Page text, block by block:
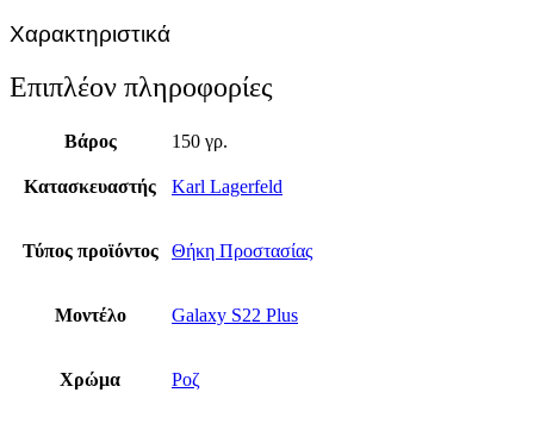
Χαρακτηριστικά
Επιπλέον πληροφορίες
Βάρος 150 γρ.
Κατασκευαστής Karl Lagerfeld
Τύπος προϊόντος Θήκη Προστασίας
Μοντέλο Galaxy S22 Plus
Χρώμα Ροζ